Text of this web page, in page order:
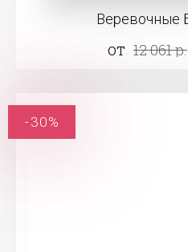
Веревочные
от 12 061 р.
-30%